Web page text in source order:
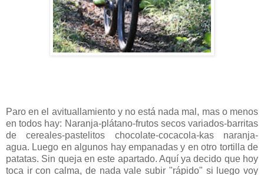
Paro en el avituallamiento y no está nada mal, mas o menos
en todos hay: Naranja-plátano-frutos secos variados-barritas
de cereales-pastelitos chocolate-cocacola-kas naranja-
agua. Luego en algunos hay empanadas y en otro tortilla de
patatas. Sin queja en este apartado. Aquí ya decido que hoy
toca ir con calma, de nada vale subir "rápido" si luego voy